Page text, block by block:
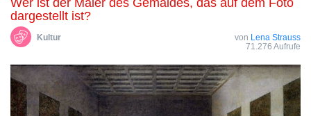
dargestellt ist?
Kultur von Lena Strauss
71.276 Aufrufe